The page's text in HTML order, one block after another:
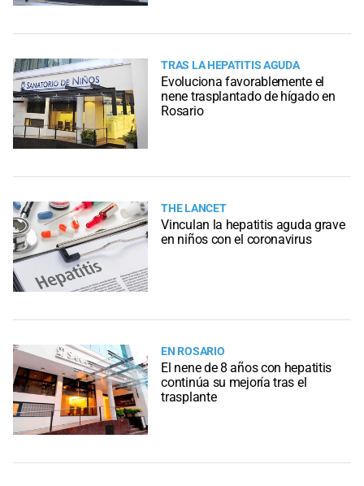
TRAS LA HEPATITIS AGUDA
Evoluciona favorablemente el
nene trasplantado de hígado en
Rosario
THE LANCET
Vinculan la hepatitis aguda grave
en niños con el coronavirus
EN ROSARIO
El nene de 8 años con hepatitis
continúa su mejoría tras el
trasplante